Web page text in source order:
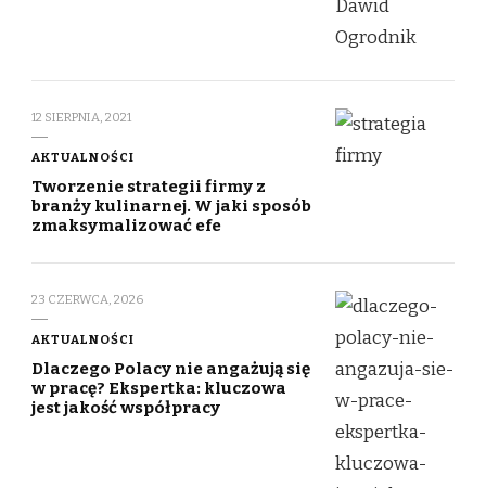
12 SIERPNIA, 2021
AKTUALNOŚCI
Tworzenie strategii firmy z
branży kulinarnej. W jaki sposób
zmaksymalizować efe
23 CZERWCA, 2026
AKTUALNOŚCI
Dlaczego Polacy nie angażują się
w pracę? Ekspertka: kluczowa
jest jakość współpracy